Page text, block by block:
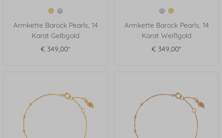
Armkette Barock Pearls, 14
Karat Gelbgold
€ 349,00*
Armkette Barock Pearls, 14
Karat Weißgold
€ 349,00*